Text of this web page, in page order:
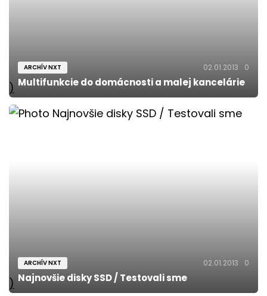
)
ARCHÍV NXT 02.01.2013 0
Multifunkcie do domácnosti a malej kancelárie
)
ARCHÍV NXT 02.01.2013 0
Najnovšie disky SSD / Testovali sme